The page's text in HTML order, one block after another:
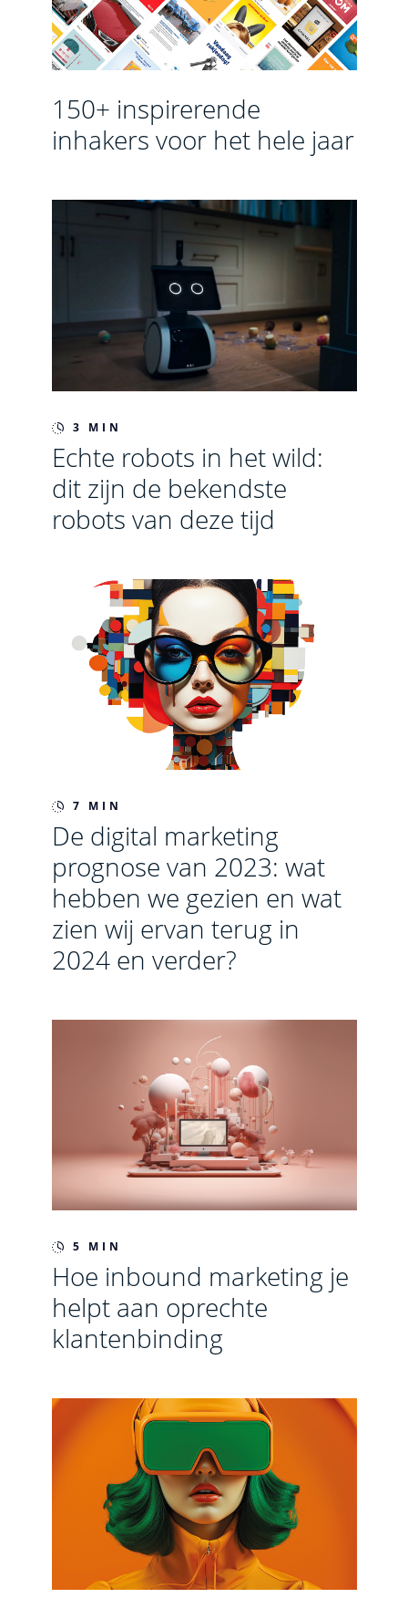
150+ inspirerende
inhakers voor het hele jaar
3 MIN
Echte robots in het wild:
dit zijn de bekendste
robots van deze tijd
7 MIN
De digital marketing
prognose van 2023: wat
hebben we gezien en wat
zien wij ervan terug in
2024 en verder?
5 MIN
Hoe inbound marketing je
helpt aan oprechte
klantenbinding